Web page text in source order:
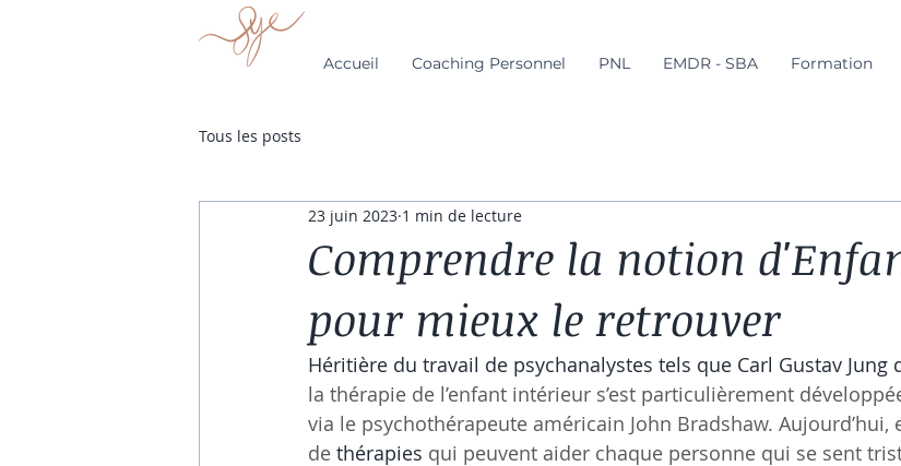
Accueil Coaching Personnel PNL EMDR - SBA Formation
Tous les posts
Comprendre la notion
pour mieux le retrouver
23 juin 2023 1 min de lecture
Héritière du travail de psychanalystes tels que Carl Gustav Jung
la thérapie de l’enfant intérieur s’est particulièrement
via le psychothérapeute américain John Bradshaw.
de thérapies qui peuvent aider chaque personne qui se sent